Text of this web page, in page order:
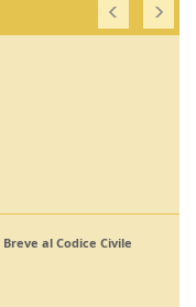
al Codice Civile